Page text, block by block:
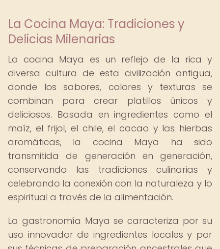
La Cocina Maya: Tradiciones y
Delicias Milenarias
La cocina Maya es un reflejo de la rica y
diversa cultura de esta civilización antigua,
donde los sabores, colores y texturas se
combinan para crear platillos únicos y
deliciosos. Basada en ingredientes como el
maíz, el frijol, el chile, el cacao y las hierbas
aromáticas, la cocina Maya ha sido
transmitida de generación en generación,
conservando las tradiciones culinarias y
celebrando la conexión con la naturaleza y lo
espiritual a través de la alimentación.
La gastronomía Maya se caracteriza por su
uso innovador de ingredientes locales y por